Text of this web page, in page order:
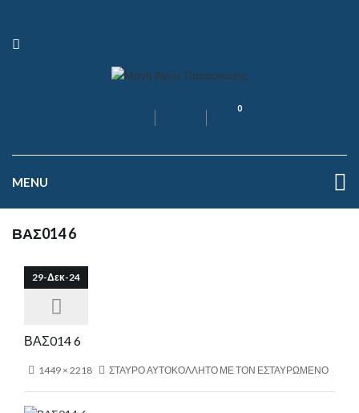
0
MENU
ΒΑΣ014 6
29-Δεκ-24
ΒΑΣ014 6
1449 × 2218 ΣΤΑΥΡΟ ΑΥΤΟΚΟΛΛΗΤΟ ΜΕ ΤΟΝ ΕΣΤΑΥΡΩΜΕΝΟ